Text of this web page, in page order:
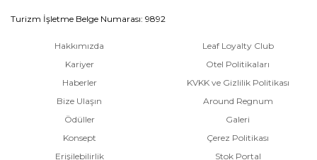
Turizm İşletme Belge Numarası: 9892
Hakkımızda
Kariyer
Haberler
Bize Ulaşın
Ödüller
Konsept
Erişilebilirlik
Leaf Loyalty Club
Otel Politikaları
KVKK ve Gizlilik Politikası
Around Regnum
Galeri
Çerez Politikası
Stok Portal